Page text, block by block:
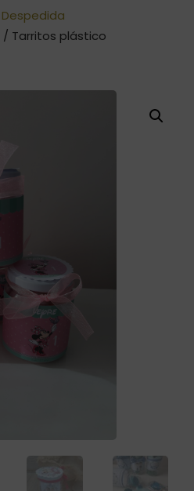
Despedida
/ Tarritos plástico